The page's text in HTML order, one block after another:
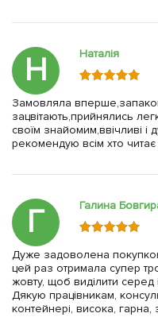
Н Наталія
Замовляла
зацвітають,прийнялись
своїм знайомим,ввічливі
рекомендую всім хто читає
Г Галина
Дуже задоволена
цей раз отримала супер
жовту, щоб виділити
Дякую працівникам,
контейнері, висока, гарна,